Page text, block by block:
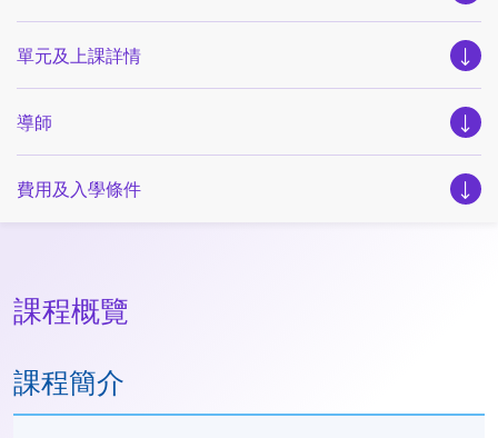
單元及上課詳情
導師
費用及入學條件
課程概覽
課程簡介